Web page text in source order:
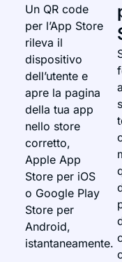
Un QR code
per l’App Store
rileva il
dispositivo
dell’utente e
apre la pagina
della tua app
nello store
corretto,
Apple App
Store per iOS
o Google Play
Store per
Android,
istantaneamente.